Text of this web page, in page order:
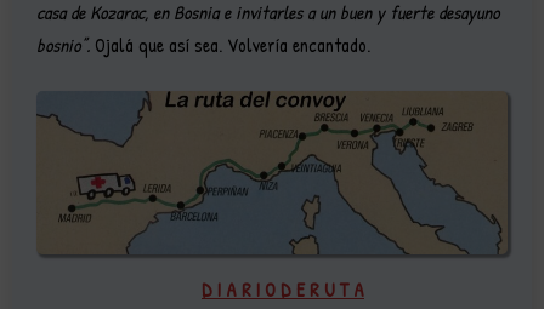
casa de Kozarac, en Bosnia e invitarles a un buen y fuerte desayuno
bosnio”. Ojalá que así sea. Volvería encantado.
D I A R I O D E R U T A